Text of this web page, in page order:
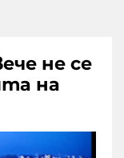
не се
на